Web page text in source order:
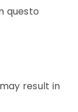
questo
result in